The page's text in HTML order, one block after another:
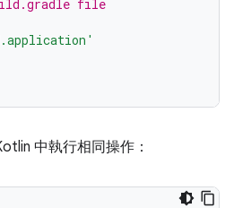
file
中執行相同操作：